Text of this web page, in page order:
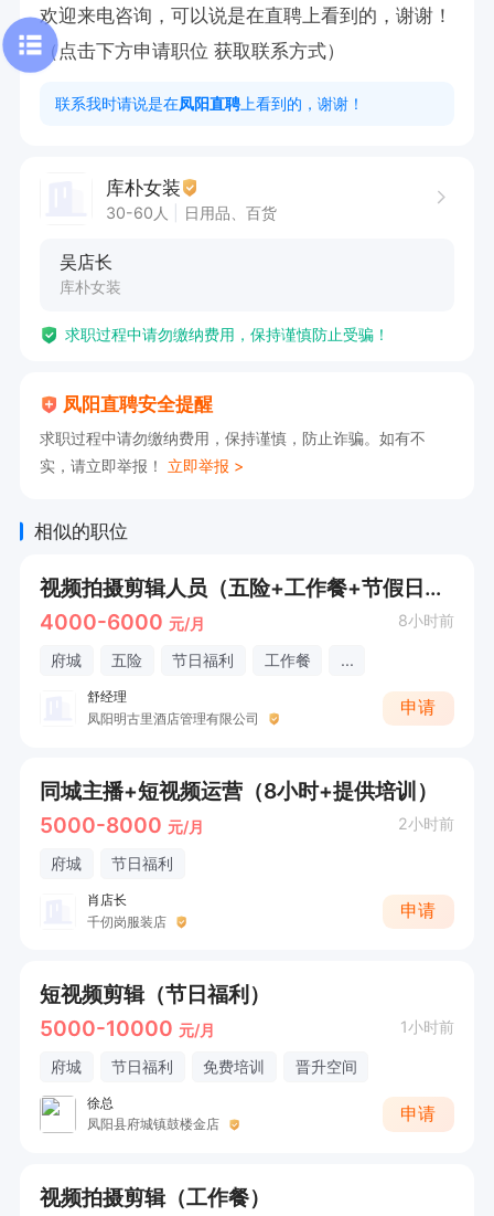
欢迎来电咨询，可以说是在直聘上看到的，谢谢！
（点击下方申请职位 获取联系方式）
联系我时请说是在凤阳直聘 上看到的，谢谢！
库朴女装
30-60人 日用品、百货
吴店长
库朴女装
求职过程中请勿缴纳费用，保持谨慎防止受骗！
凤阳直聘安全提醒
求职过程中请勿缴纳费用，保持谨慎，防止诈骗。如有不
实，请立即举报！ 立即举报 >
相似的职位
视频拍摄剪辑人员（五险+工作餐+节假日福利）
4000-6000 元/月 8小时前
府城 五险 节日福利 工作餐 ...
舒经理
凤阳明古里酒店管理有限公司
申请
同城主播+短视频运营（8小时+提供培训）
5000-8000 元/月 2小时前
府城 节日福利
肖店长
千仞岗服装店
申请
短视频剪辑（节日福利）
5000-10000 元/月 1小时前
府城 节日福利 免费培训 晋升空间
徐总
凤阳县府城镇鼓楼金店
申请
视频拍摄剪辑（工作餐）